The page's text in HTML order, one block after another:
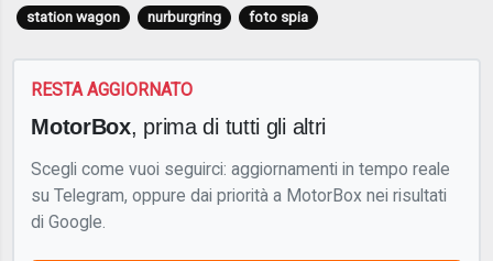
station wagon nurburgring foto spia
RESTA AGGIORNATO
MotorBox, prima di tutti gli altri
Scegli come vuoi seguirci: aggiornamenti in tempo reale
su Telegram, oppure dai priorità a MotorBox nei risultati
di Google.